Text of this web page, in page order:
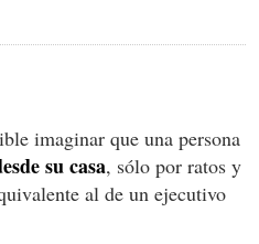
imaginar que una persona
su casa, sólo por ratos y
al de un ejecutivo